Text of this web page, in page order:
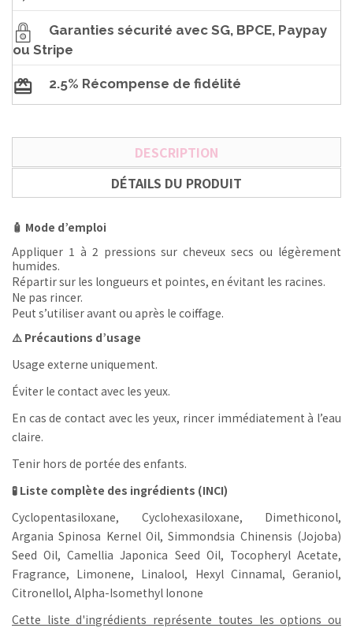
Garanties sécurité avec SG, BPCE, Paypay
ou Stripe
2.5% Récompense de fidélité
DESCRIPTION
DÉTAILS DU PRODUIT
🧴 Mode d’emploi
Appliquer 1 à 2 pressions sur cheveux secs ou légèrement
humides.
Répartir sur les longueurs et pointes, en évitant les racines.
Ne pas rincer.
Peut s’utiliser avant ou après le coiffage.
⚠️ Précautions d’usage
Usage externe uniquement.
Éviter le contact avec les yeux.
En cas de contact avec les yeux, rincer immédiatement à l’eau
claire.
Tenir hors de portée des enfants.
🧪 Liste complète des ingrédients (INCI)
Cyclopentasiloxane, Cyclohexasiloxane, Dimethiconol,
Argania Spinosa Kernel Oil, Simmondsia Chinensis (Jojoba)
Seed Oil, Camellia Japonica Seed Oil, Tocopheryl Acetate,
Fragrance, Limonene, Linalool, Hexyl Cinnamal, Geraniol,
Citronellol, Alpha-Isomethyl Ionone
Cette liste d'ingrédients représente toutes les options ou